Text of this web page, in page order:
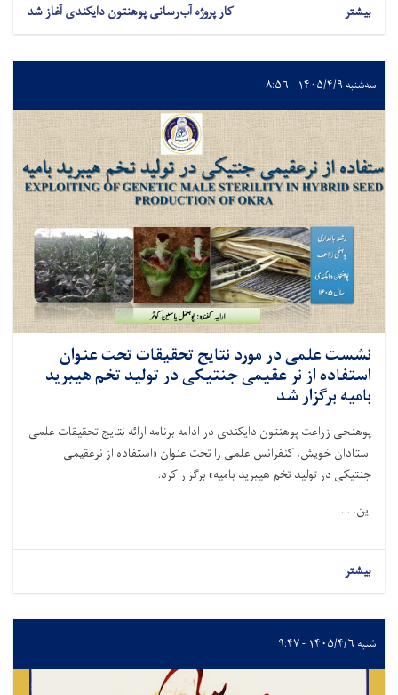
بیشتر کار پروژه آب‌رسانی پوهنتون دایکندی آغاز شد
سه‌شنبه ۱۴۰۵/۴/۹ - ۸:۵۶
نشست علمی در مورد نتایج تحقیقات تحت عنوان
استفاده از نر عقیمی جنتیکی در تولید تخم هیبرید
بامیه برگزار شد
پوهنحی زراعت پوهنتون دایکندی در ادامه برنامه ارائه نتایج تحقیقات علمی
استادان خویش، کنفرانس علمی را تحت عنوان «استفاده از نرعقیمی
جنتیکی در تولید تخم هیبرید بامیه» برگزار کرد.
این. . .
بیشتر
شنبه ۱۴۰۵/۴/۶ - ۹:۴۷